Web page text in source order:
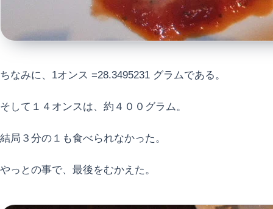
ちなみに、1オンス =28.3495231 グラムである。
そして１４オンスは、約４００グラム。
結局３分の１も食べられなかった。
やっとの事で、最後をむかえた。